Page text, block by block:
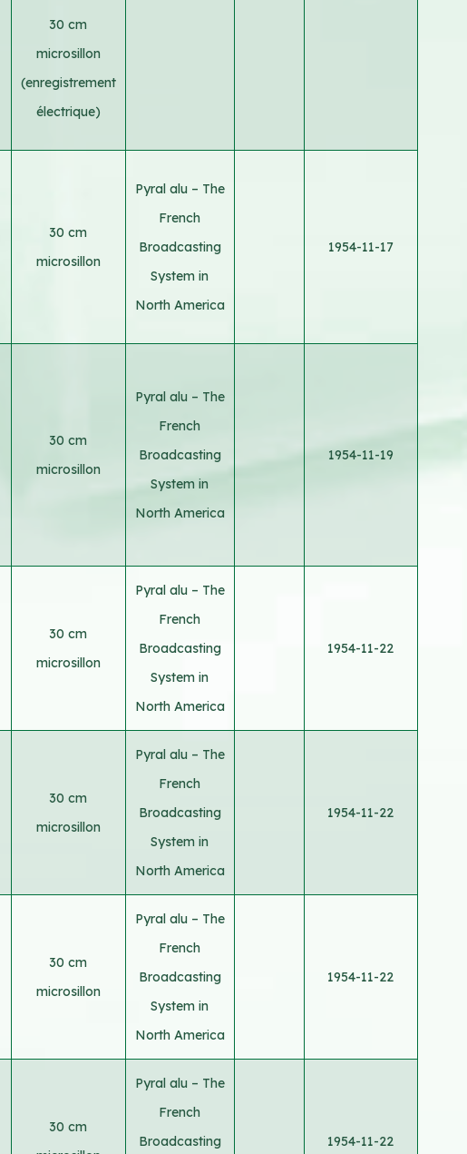
30 cm
microsillon
(enregistrement
électrique)
30 cm
microsillon
Pyral alu – The
French
Broadcasting
System in
North America
1954-11-17
30 cm
microsillon
Pyral alu – The
French
Broadcasting
System in
North America
1954-11-19
30 cm
microsillon
Pyral alu – The
French
Broadcasting
System in
North America
1954-11-22
30 cm
microsillon
Pyral alu – The
French
Broadcasting
System in
North America
1954-11-22
30 cm
microsillon
Pyral alu – The
French
Broadcasting
System in
North America
1954-11-22
30 cm
Pyral alu – The
French
Broadcasting
1954-11-22